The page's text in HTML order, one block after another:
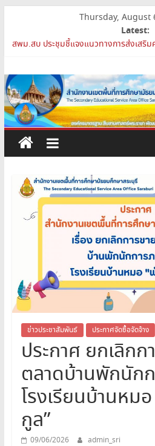
content
Thursday, August
Latest:
การย้ายข้าราชการครูและบุคลากรทางกา
เปิดห้องเรียนและห้องปฏิบัติการแห่งอนาค
สพม.สบ เสริมศักยภาพผู้บริหาร PA
ก้าวหน้าวิชาชีพ
สพม.สบ เข้าร่วมประชุมสัมมนา ผอ.สพท.
for Education”
สำนักงาน
เขต
พื้นที่
การ
ศึกษา
มัธยมศึกษา
สระบุรี
สพม.สระบุรี,สพม.สบ,สำนักงาน
เขต
พื้นที่
การ
ศึกษา
มัธยมศึกษา
สระบุรี
ข่าวประชาสัมพันธ์ ประกาศจัดซื้อจัดจ้าง
ประกาศ ยกเลิก
ตลาดบ้านพักนักก
โรงเรียนบ้านหม
กูล”
09/06/2026 admin_sri